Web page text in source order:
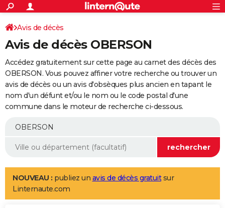
ACTUALITÉS
Politique
Société
Faits Divers
Education
Monde
Villes
+
SPORT
Coupe du monde 2026
Football
Tennis
Cyclisme
Rugby
Forum
Programme TV
TNT
Streaming
Cinéma
Sorties cinéma
Musique
+
FINANCE
Retraite
Epargne
Immobilier
Risques naturels par ville
Banque
Assurance
AUTO
Essais
Réserver un essai
Citadines
Berlines
SUV
Forum auto
+
Mobiles
Meilleur smartphone
Internet
Ordinateurs
Jeux vidéo
Guide high-tech
Aménagement intérieur
LIFESTYLE
Art de vivre
Bien-être
Loisirs
Mode
Modes de vie
Avis de décès
Avis de décès OBERSON
Accédez gratuitement sur cette page au carnet des décès des
OBERSON. Vous pouvez affiner votre recherche ou trouver un
avis de décès ou un avis d'obsèques plus ancien en tapant le
nom d'un défunt et/ou le nom ou le code postal d'une
commune dans le moteur de recherche ci-dessous.
NOUVEAU : publiez un avis de décès gratuitsur
Linternaute.com